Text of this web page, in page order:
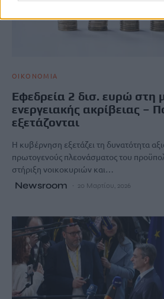
ΟΙΚΟΝΟΜΙΑ
Εφεδρεία 2 δισ. ευρώ στη
ενεργειακής ακρίβειας –
εξετάζονται
Η κυβέρνηση εξετάζει τη δυνατότητα
πρωτογενούς πλεονάσματος του
στήριξη νοικοκυριών και…
Newsroom 20 Μαρτίου, 2026